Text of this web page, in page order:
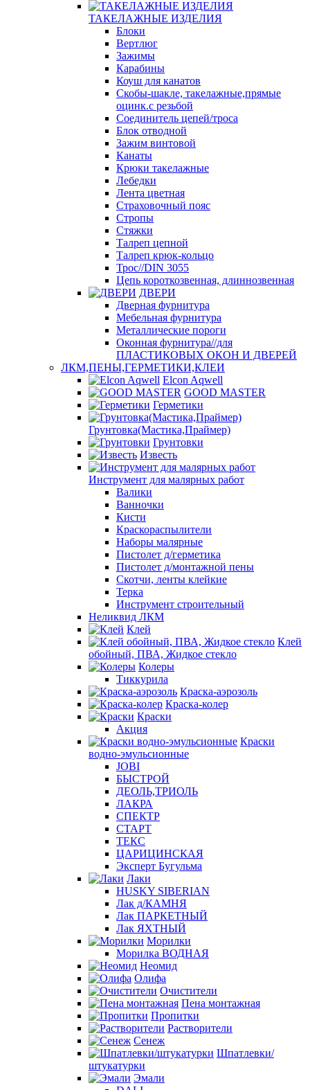
ТАКЕЛАЖНЫЕ ИЗДЕЛИЯ
Блоки
Вертлюг
Зажимы
Карабины
Коуш для канатов
Скобы-шакле, такелажные,прямые
оцинк.с резьбой
Соединитель цепей/троса
Блок отводной
Зажим винтовой
Канаты
Крюки такелажные
Лебедки
Лента цветная
Страховочный пояс
Стропы
Стяжки
Талреп цепной
Талреп крюк-кольцо
Трос//DIN 3055
Цепь короткозвенная, длиннозвенная
ДВЕРИ
Дверная фурнитура
Мебельная фурнитура
Металлические пороги
Оконная фурнитура//для
ПЛАСТИКОВЫХ ОКОН И ДВЕРЕЙ
ЛКМ,ПЕНЫ,ГЕРМЕТИКИ,КЛЕИ
Elcon Aqwell
GOOD MASTER
Герметики
Грунтовка(Мастика,Праймер)
Грунтовки
Известь
Инструмент для малярных работ
Валики
Ванночки
Кисти
Краскораспылители
Наборы малярные
Пистолет д/герметика
Пистолет д/монтажной пены
Скотчи, ленты клейкие
Терка
Инструмент строительный
Неликвид ЛКМ
Клей
Клей
обойный, ПВА, Жидкое стекло
Колеры
Тиккурила
Краска-аэрозоль
Краска-колер
Краски
Акция
Краски
водно-эмульсионные
JOBI
БЫСТРОЙ
ДЕОЛЬ,ТРИОЛЬ
ЛАКРА
СПЕКТР
СТАРТ
ТЕКС
ЦАРИЦИНСКАЯ
Эксперт Бугульма
Лаки
HUSKY SIBERIAN
Лак д/КАМНЯ
Лак ПАРКЕТНЫЙ
Лак ЯХТНЫЙ
Морилки
Морилка ВОДНАЯ
Неомид
Олифа
Очистители
Пена монтажная
Пропитки
Растворители
Сенеж
Шпатлевки/
штукатурки
Эмали